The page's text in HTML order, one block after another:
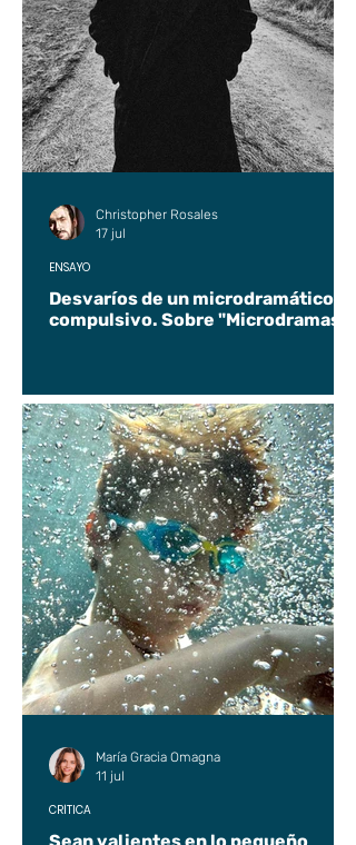
Desvaríos de un microdramático
compulsivo. Sobre "Microdramas".
ENSAYO
Christopher Rosales
17 jul
CRÍTICA
María Gracia Omagna
11 jul